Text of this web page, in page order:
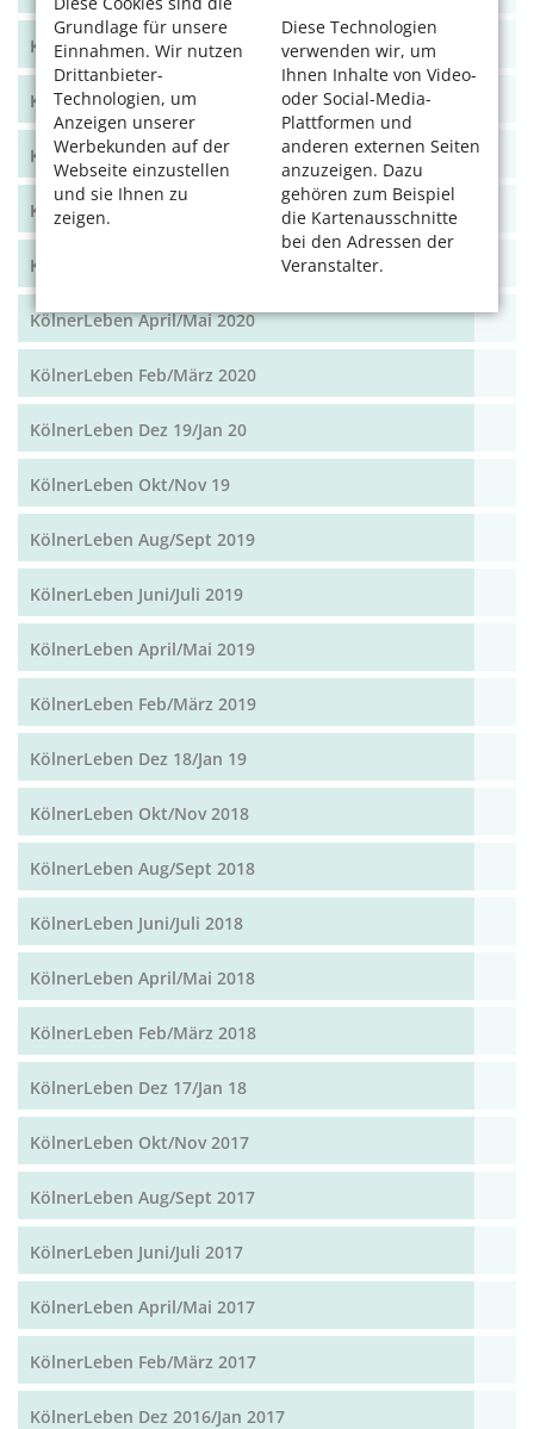
Grundlage für unsere
Einnahmen. Wir nutzen
Drittanbieter-
Technologien, um
Anzeigen unserer
Werbekunden auf der
Webseite einzustellen
und sie Ihnen zu
zeigen.
Diese Technologien
verwenden wir, um
Ihnen Inhalte von Video-
oder Social-Media-
Plattformen und
anderen externen Seiten
anzuzeigen. Dazu
gehören zum Beispiel
die Kartenausschnitte
bei den Adressen der
Veranstalter.
KölnerLeben Feb/März 2021
KölnerLeben Dez 20/Jan 21
KölnerLeben Okt/Nov 2020
KölnerLeben Aug/Sept 2020
KölnerLeben Juni/Juli 2020
KölnerLeben April/Mai 2020
KölnerLeben Feb/März 2020
KölnerLeben Dez 19/Jan 20
KölnerLeben Okt/Nov 19
KölnerLeben Aug/Sept 2019
KölnerLeben Juni/Juli 2019
KölnerLeben April/Mai 2019
KölnerLeben Feb/März 2019
KölnerLeben Dez 18/Jan 19
KölnerLeben Okt/Nov 2018
KölnerLeben Aug/Sept 2018
KölnerLeben Juni/Juli 2018
KölnerLeben April/Mai 2018
KölnerLeben Feb/März 2018
KölnerLeben Dez 17/Jan 18
KölnerLeben Okt/Nov 2017
KölnerLeben Aug/Sept 2017
KölnerLeben Juni/Juli 2017
KölnerLeben April/Mai 2017
KölnerLeben Feb/März 2017
KölnerLeben Dez 2016/Jan 2017